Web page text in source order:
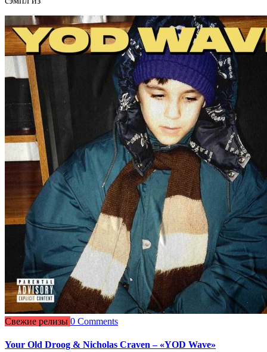
Свежие релизы 0 Comments
Your Old Droog & Nicholas Craven – «YOD Wave»